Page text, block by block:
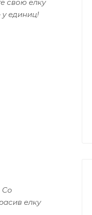
свою елку
единиц!
Со
елку